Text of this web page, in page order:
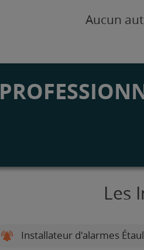
Aucun
Les
Installateur d'alarmes